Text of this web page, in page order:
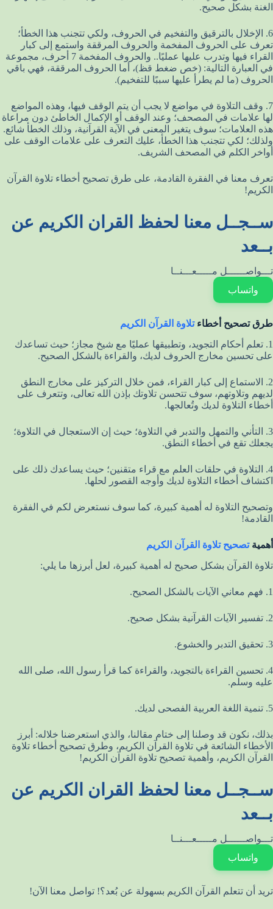
الغنة بشكل صحيح.
6. الإخلال بالترقيق والتفخيم في الحروف، ولكي تتجنب هذا الخطأ؛
تعرف على الحروف المفخمة والحروف المرققة واستمع إلى كبار
القراء فيها وتدرب عليها عمليًا.. والحروف المفخمة 7 أحرف، مجموعة
في العبارة التالية: (خص ضغط قظ)، أما الحروف المرققة، فهي باقي
الحروف (ما لم يطرأ عليها سببًا للتفخيم).
7. وقف التلاوة في مواضع لا يجب أن يتم الوقف فيها، وهذه المواضع
لها علامات في المصحف؛ وعند الوقف أو الإكمال الخاطئ دون مراعاة
هذه العلامات؛ سوف يتغير المعنى في الآية القرآنية، وذلك الخطأ شائع.
ولذلك؛ لكي تتجنب هذا الخطأ، عليك التعرف على علامات الوقف على
أواخر الكلم في المصحف الشريف.
تعرف معنا في الفقرة القادمة، على طرق تصحيح أخطاء تلاوة القرآن
الكريم!
ســجــل معنا لحفظ القران الكريم عن
بــعد
تـــواصــــــل مـــــعـــنــا
واتساب
طرق تصحيح أخطاءتلاوة القرآن الكريم
1. تعلم أحكام التجويد، وتطبيقها عمليًا مع شيخ مجاز؛ حيث تساعدك
على تحسين مخارج الحروف لديك، والقراءة بالشكل الصحيح.
2. الاستماع إلى كبار القراء، فمن خلال التركيز على مخارج النطق
لديهم وتلاوتهم، سوف تتحسن تلاوتك بإذن الله تعالى، وتتعرف على
أخطاء التلاوة لديك وتُعالجها.
3. التأني والتمهل والتدبر في التلاوة؛ حيث إن الاستعجال في التلاوة؛
يجعلك تقع في أخطاء النطق.
4. التلاوة في حلقات العلم مع قراء متقنين؛ حيث يساعدك ذلك على
اكتشاف أخطاء التلاوة لديك وأوجه القصور لحلها.
وتصحيح التلاوة له أهمية كبيرة، كما سوف نستعرض لكم في الفقرة
القادمة!
أهميةتصحيح تلاوة القرآن الكريم
تلاوة القرآن بشكل صحيح له أهمية كبيرة، لعل أبرزها ما يلي:
1. فهم معاني الآيات بالشكل الصحيح.
2. تفسير الآيات القرآنية بشكل صحيح.
3. تحقيق التدبر والخشوع.
4. تحسين القراءة بالتجويد، والقراءة كما قرأ رسول الله، صلى الله
عليه وسلم.
5. تنمية اللغة العربية الفصحى لديك.
بذلك، نكون قد وصلنا إلى ختام مقالنا، والذي استعرضنا خلاله: أبرز
الأخطاء الشائعة في تلاوة القرآن الكريم، وطرق تصحيح أخطاء تلاوة
القرآن الكريم، وأهمية تصحيح تلاوة القرآن الكريم!
ســجــل معنا لحفظ القران الكريم عن
بــعد
تـــواصــــــل مـــــعـــنــا
واتساب
تريد أن تتعلم القرآن الكريم بسهولة عن بُعد؟! تواصل معنا الآن!